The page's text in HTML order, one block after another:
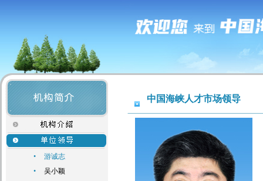
中国海峡人才市场领导
•
游诚志
•
吴小颖